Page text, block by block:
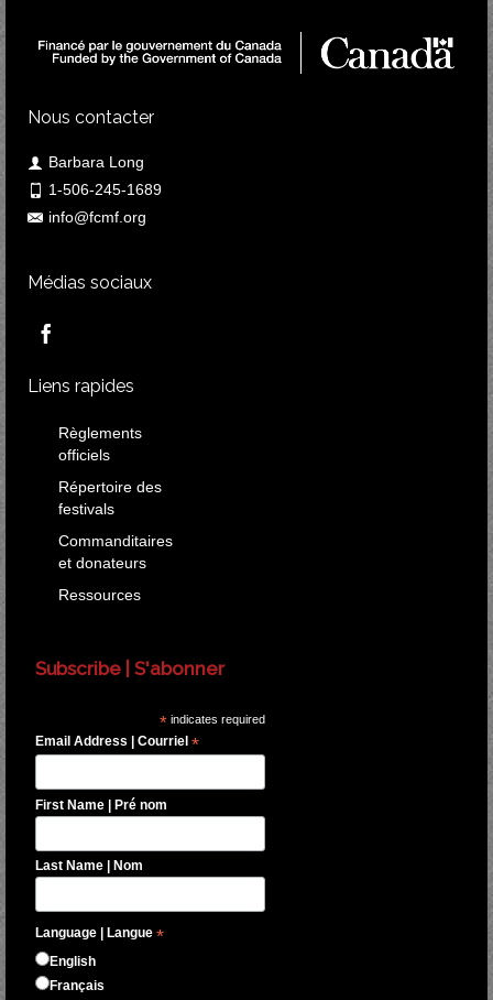
Nous contacter
Barbara Long
1-506-245-1689
info@fcmf.org
Médias sociaux
Liens rapides
Règlements
officiels
Répertoire des
festivals
Commanditaires
et donateurs
Ressources
Subscribe | S'abonner
* indicates required
Email Address | Courriel *
First Name | Pré nom
Last Name | Nom
Language | Langue *
English
Français